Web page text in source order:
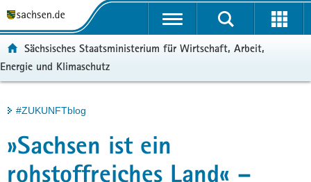
t
a
l
r
u
p
t
a
e
r
v
Portalübergreifende
Sächsisches Staatsministerium für Wirtschaft, Arbeit,
Energie und Klimaschutz
Hauptinhalt
#ZUKUNFTblog
»Sachsen ist ein